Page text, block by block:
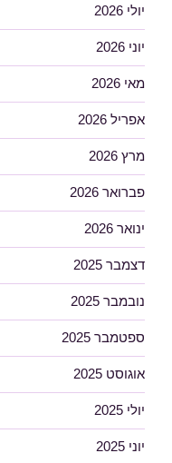
יולי 2026
יוני 2026
מאי 2026
אפריל 2026
מרץ 2026
פברואר 2026
ינואר 2026
דצמבר 2025
נובמבר 2025
ספטמבר 2025
אוגוסט 2025
יולי 2025
יוני 2025